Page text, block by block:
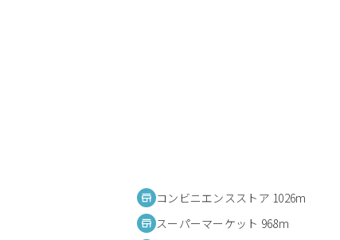
コンビニエンスストア 1026m
スーパーマーケット 968m